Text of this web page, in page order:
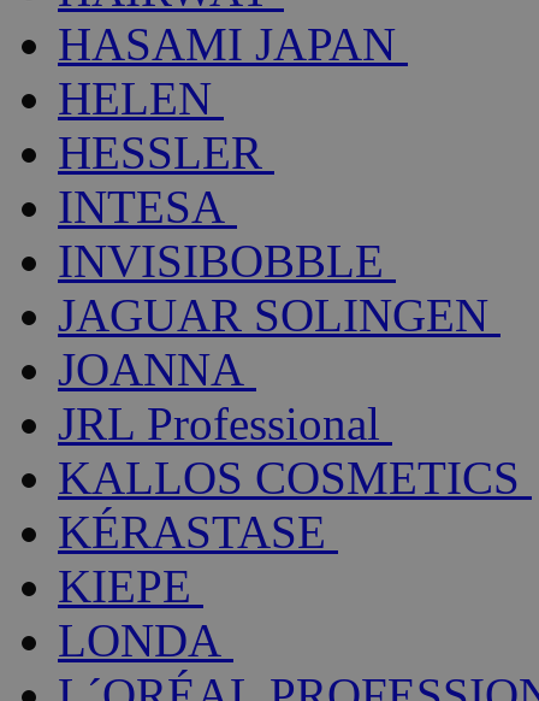
HASAMI JAPAN
HELEN
HESSLER
INTESA
INVISIBOBBLE
JAGUAR SOLINGEN
JOANNA
JRL Professional
KALLOS COSMETICS
KÉRASTASE
KIEPE
LONDA